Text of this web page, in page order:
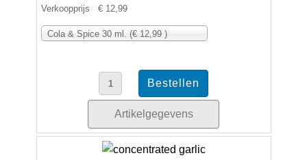
Verkoopprijs € 12,99
Cola & Spice 30 ml. (€ 12,99 )
Artikelgegevens